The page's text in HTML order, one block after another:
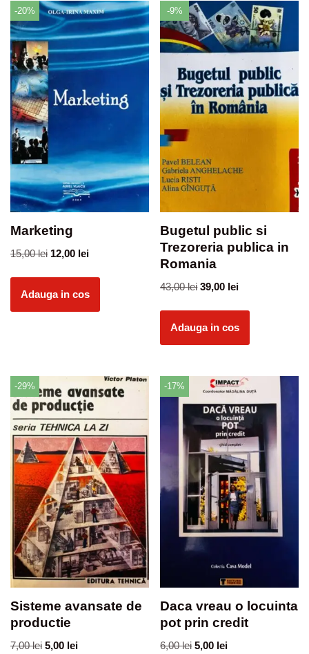
-20%
Marketing
15,00lei 12,00 lei
Adauga in cos
-9%
Bugetul public si
Trezoreria publica in
Romania
43,00lei 39,00 lei
Adauga in cos
-29%
Sisteme avansate de
productie
7,00lei 5,00 lei
-17%
Daca vreau o locuinta
pot prin credit
6,00lei 5,00 lei